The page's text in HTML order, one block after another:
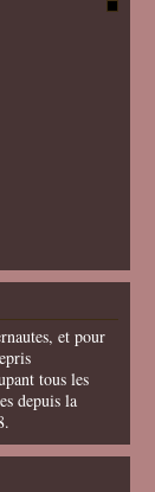
et pour
tous les
depuis la